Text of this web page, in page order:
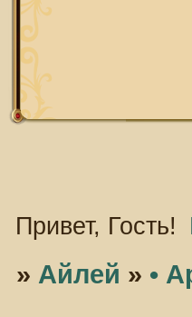
Привет, Гость!
» Айлей » •